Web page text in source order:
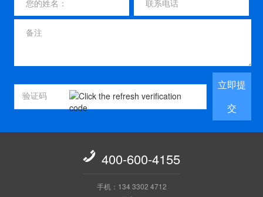
立即提
交
 400-600-4155
手机：134 3302 4712